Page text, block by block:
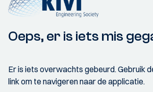
Oeps, er is iets mis
Er is iets overwachts gebeurd. Gebruik
link om te navigeren naar de applicatie.